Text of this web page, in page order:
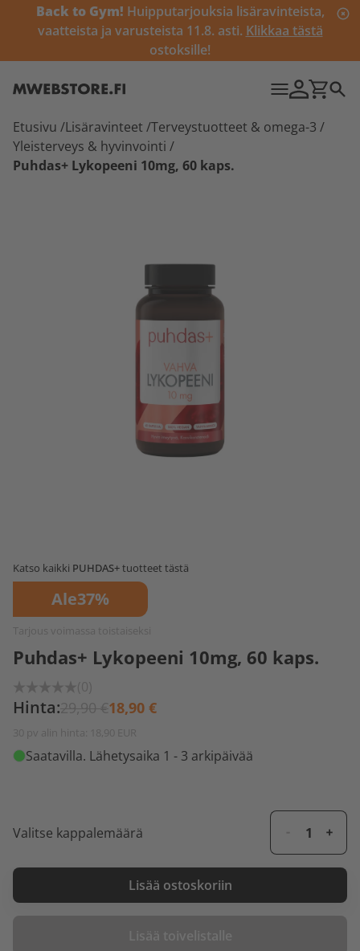
Back to Gym! Huipputarjouksia lisäravinteista,
vaatteista ja varusteista 11.8. asti. Klikkaa tästä
ostoksille!
Etusivu /Lisäravinteet /Terveystuotteet & omega-3 /
Yleisterveys & hyvinvointi /
Puhdas+ Lykopeeni 10mg, 60 kaps.
Katso kaikki PUHDAS+tuotteet tästä
Ale37%
Tarjous voimassa toistaiseksi
Puhdas+ Lykopeeni 10mg, 60 kaps.
(0)
Hinta:29,90 €18,90 €
30 pv alin hinta: 18,90 EUR
Saatavilla. Lähetysaika 1 - 3 arkipäivää
Valitse kappalemäärä
Lisää ostoskoriin
Lisää toivelistalle